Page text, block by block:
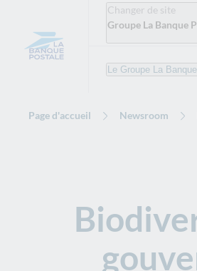
Changer de site
Groupe La Banque
Le Groupe La
Page d'accueil Newsroom